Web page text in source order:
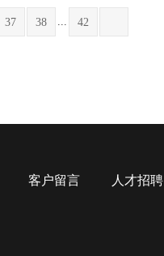
37 38 ... 42
客户留言 人才招聘